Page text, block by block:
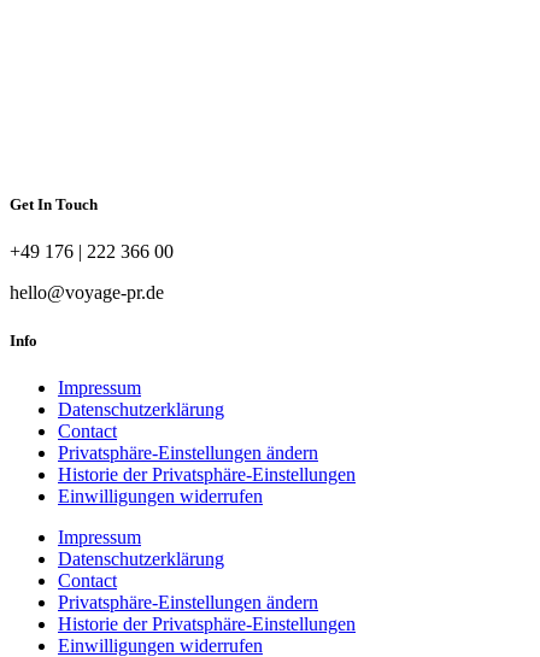
Get In Touch
+49 176 | 222 366 00
hello@voyage-pr.de
Info
Impressum
Datenschutzerklärung
Contact
Privatsphäre-Einstellungen ändern
Historie der Privatsphäre-Einstellungen
Einwilligungen widerrufen
Impressum
Datenschutzerklärung
Contact
Privatsphäre-Einstellungen ändern
Historie der Privatsphäre-Einstellungen
Einwilligungen widerrufen